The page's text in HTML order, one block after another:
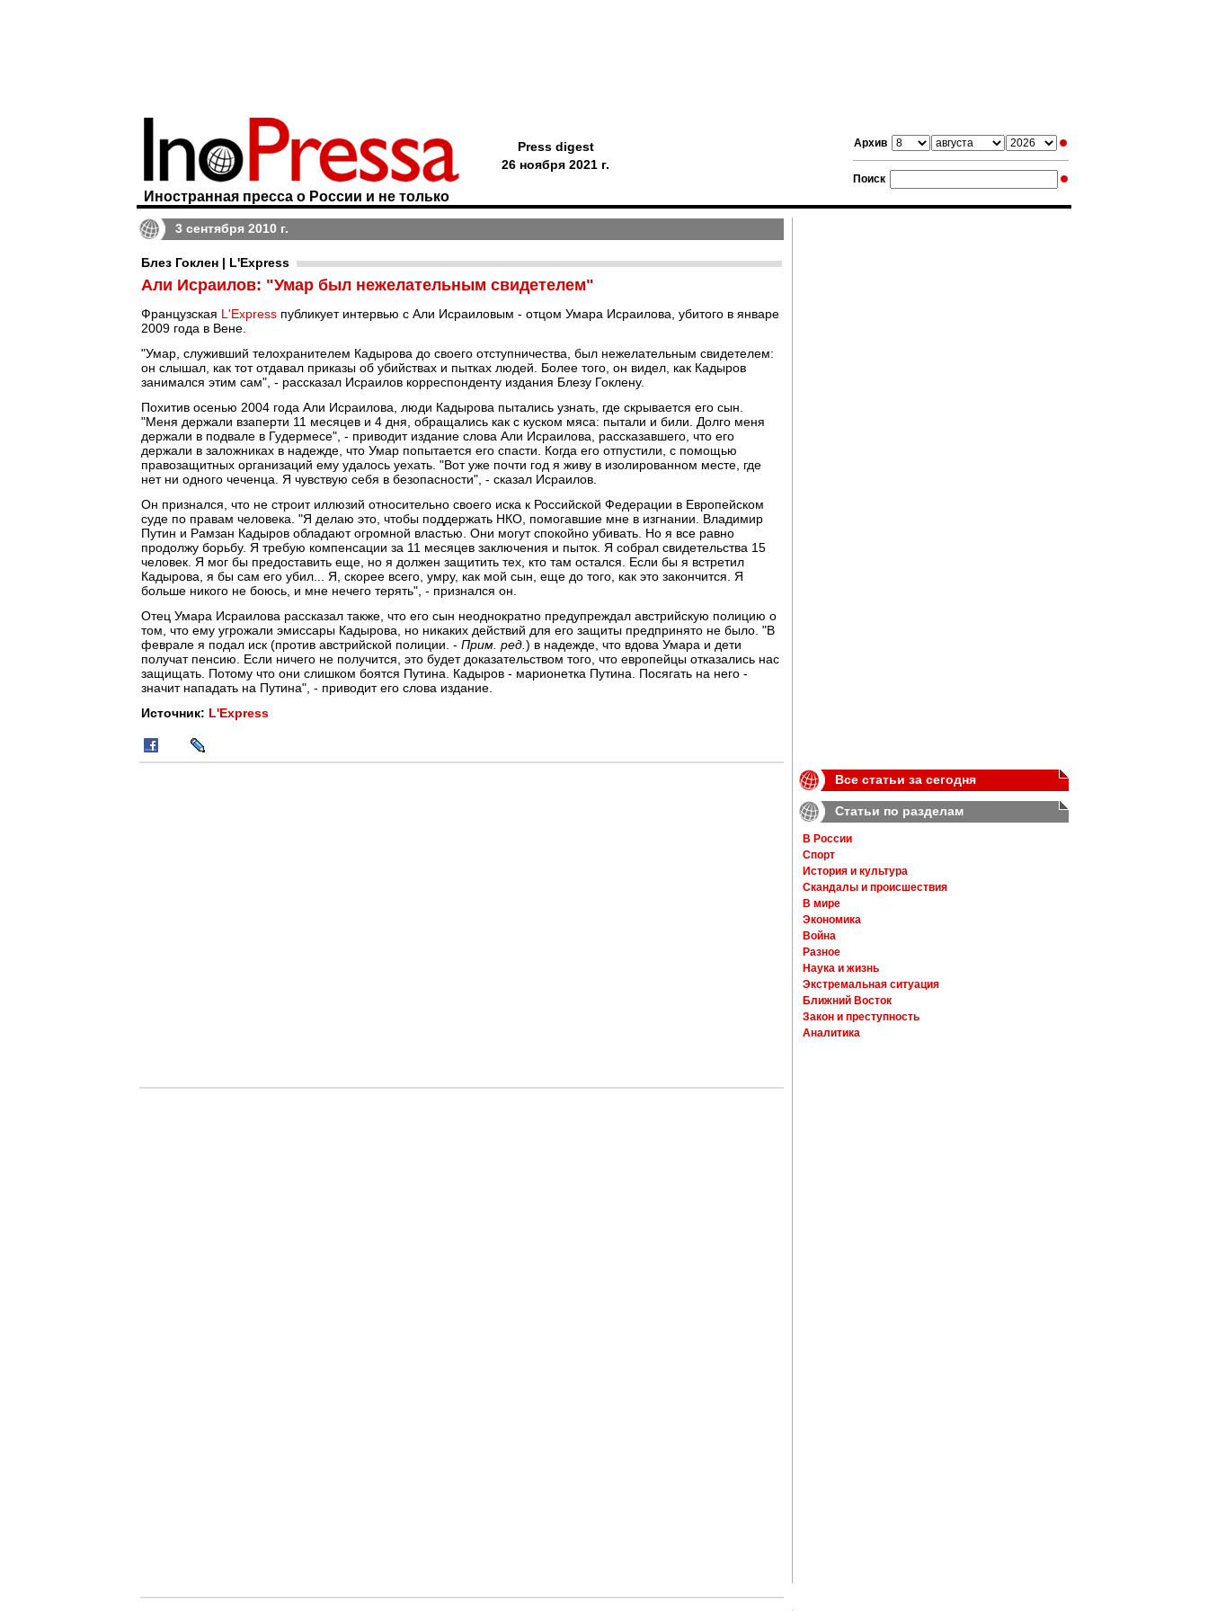
Архив
Поиск
Иностранная пресса о России и не только
Press digest
26 ноября 2021 г.
3 сентября 2010 г.
Блез Гоклен | L'Express
Али Исраилов: "Умар был нежелательным свидетелем"
Французская L'Express публикует интервью с Али Исраиловым - отцом Умара Исраилова, убитого в январе
2009 года в Вене.
"Умар, служивший телохранителем Кадырова до своего отступничества, был нежелательным свидетелем:
он слышал, как тот отдавал приказы об убийствах и пытках людей. Более того, он видел, как Кадыров
занимался этим сам", - рассказал Исраилов корреспонденту издания Блезу Гоклену.
Похитив осенью 2004 года Али Исраилова, люди Кадырова пытались узнать, где скрывается его сын.
"Меня держали взаперти 11 месяцев и 4 дня, обращались как с куском мяса: пытали и били. Долго меня
держали в подвале в Гудермесе", - приводит издание слова Али Исраилова, рассказавшего, что его
держали в заложниках в надежде, что Умар попытается его спасти. Когда его отпустили, с помощью
правозащитных организаций ему удалось уехать. "Вот уже почти год я живу в изолированном месте, где
нет ни одного чеченца. Я чувствую себя в безопасности", - сказал Исраилов.
Он признался, что не строит иллюзий относительно своего иска к Российской Федерации в Европейском
суде по правам человека. "Я делаю это, чтобы поддержать НКО, помогавшие мне в изгнании. Владимир
Путин и Рамзан Кадыров обладают огромной властью. Они могут спокойно убивать. Но я все равно
продолжу борьбу. Я требую компенсации за 11 месяцев заключения и пыток. Я собрал свидетельства 15
человек. Я мог бы предоставить еще, но я должен защитить тех, кто там остался. Если бы я встретил
Кадырова, я бы сам его убил... Я, скорее всего, умру, как мой сын, еще до того, как это закончится. Я
больше никого не боюсь, и мне нечего терять", - признался он.
Отец Умара Исраилова рассказал также, что его сын неоднократно предупреждал австрийскую полицию о
том, что ему угрожали эмиссары Кадырова, но никаких действий для его защиты предпринято не было. "В
феврале я подал иск (против австрийской полиции. - Прим. ред. ) в надежде, что вдова Умара и дети
получат пенсию. Если ничего не получится, это будет доказательством того, что европейцы отказались нас
защищать. Потому что они слишком боятся Путина. Кадыров - марионетка Путина. Посягать на него -
значит нападать на Путина", - приводит его слова издание.
Источник: L'Express
Все статьи за сегодня
Статьи по разделам
В России
Спорт
История и культура
Скандалы и происшествия
В мире
Экономика
Война
Разное
Наука и жизнь
Экстремальная ситуация
Ближний Восток
Закон и преступность
Аналитика